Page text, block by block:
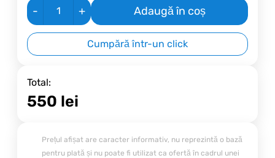
- + Adaugă în coș
Cumpără într-un click
Total:
550 lei
Prețul afișat are caracter informativ, nu reprezintă o bază
pentru plată și nu poate fi utilizat ca ofertă în cadrul unei